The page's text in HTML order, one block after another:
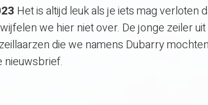
Het is altijd leuk als je iets mag verloten
we hier niet over. De jonge zeiler
die we namens Dubarry
nieuwsbrief.